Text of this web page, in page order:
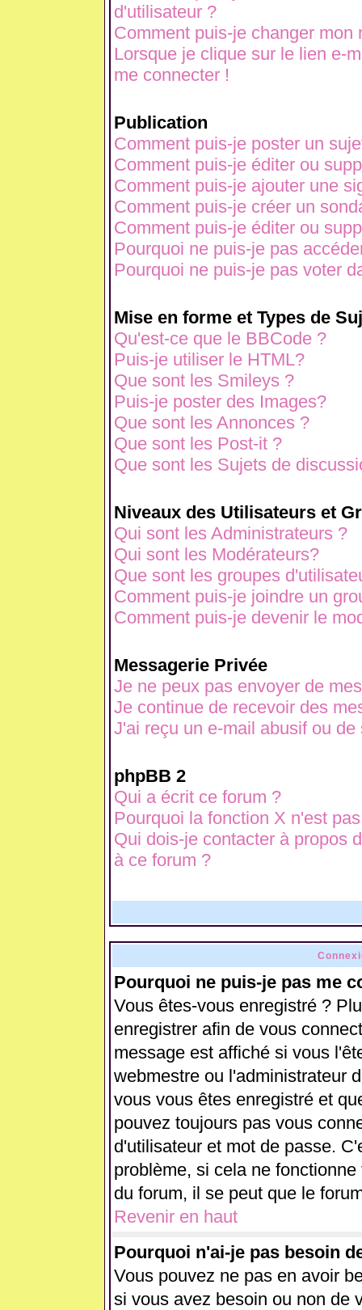
d'utilisateur ?
Comment puis-je changer mon
Lorsque je clique sur le lien e-
me connecter !
Publication
Comment puis-je poster un
Comment puis-je éditer ou
Comment puis-je ajouter une
Comment puis-je créer un
Comment puis-je éditer ou
Pourquoi ne puis-je pas
Pourquoi ne puis-je pas voter
Mise en forme et Types de
Qu'est-ce que le BBCode ?
Puis-je utiliser le HTML?
Que sont les Smileys ?
Puis-je poster des Images?
Que sont les Annonces ?
Que sont les Post-it ?
Que sont les Sujets de
Niveaux des Utilisateurs et
Qui sont les Administrateurs ?
Qui sont les Modérateurs?
Que sont les groupes
Comment puis-je joindre un
Comment puis-je devenir le
Messagerie Privée
Je ne peux pas envoyer de
Je continue de recevoir des
J'ai reçu un e-mail abusif ou
phpBB 2
Qui a écrit ce forum ?
Pourquoi la fonction X n'est
Qui dois-je contacter à propos
à ce forum ?
Pourquoi ne puis-je pas me
Vous êtes-vous enregistré ?
enregistrer afin de vous
message est affiché si vous
webmestre ou l'administrateur
vous vous êtes enregistré et
pouvez toujours pas vous
d'utilisateur et mot de passe.
problème, si cela ne
du forum, il se peut que le
Revenir en haut
Pourquoi n'ai-je pas besoin
Vous pouvez ne pas en avoir
si vous avez besoin ou non de